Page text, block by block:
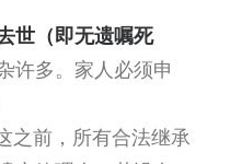
世（即无遗嘱死
许多。家人必须申
之前，所有合法继承